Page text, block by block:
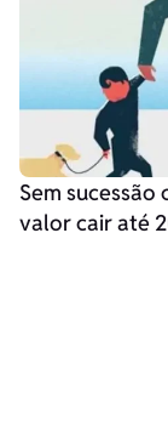
Sem sucessão
valor cair até